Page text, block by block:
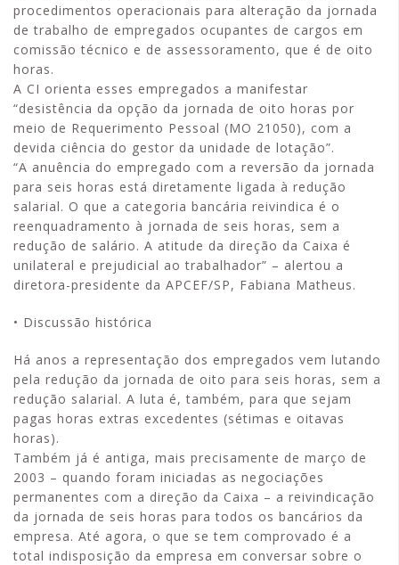
procedimentos operacionais para alteração da jornada
de trabalho de empregados ocupantes de cargos em
comissão técnico e de assessoramento, que é de oito
horas.
A CI orienta esses empregados a manifestar
“desistência da opção da jornada de oito horas por
meio de Requerimento Pessoal (MO 21050), com a
devida ciência do gestor da unidade de lotação”.
“A anuência do empregado com a reversão da jornada
para seis horas está diretamente ligada à redução
salarial. O que a categoria bancária reivindica é o
reenquadramento à jornada de seis horas, sem a
redução de salário. A atitude da direção da Caixa é
unilateral e prejudicial ao trabalhador” – alertou a
diretora-presidente da APCEF/SP, Fabiana Matheus.
• Discussão histórica
Há anos a representação dos empregados vem lutando
pela redução da jornada de oito para seis horas, sem a
redução salarial. A luta é, também, para que sejam
pagas horas extras excedentes (sétimas e oitavas
horas).
Também já é antiga, mais precisamente de março de
2003 – quando foram iniciadas as negociações
permanentes com a direção da Caixa – a reivindicação
da jornada de seis horas para todos os bancários da
empresa. Até agora, o que se tem comprovado é a
total indisposição da empresa em conversar sobre o